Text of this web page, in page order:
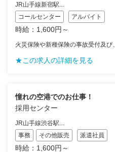
JR山手線新宿駅...
コールセンター
アルバイト
時給：1,600円～
火災保険や新種保険の事故受付及
★この求人の詳細を見る
憧れの空港でのお仕事！
採用センター
JR山手線渋谷駅...
事務
その他販売 派遣社員
時給：1,600円～